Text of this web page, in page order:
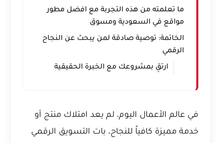
ما تعلمته من هذه التجربة مع افضل مطور
مواقع في السعودية ومسوق
الخاتمة: توصية صادقة لمن يبحث عن النجاح
الرقمي
ارتقِ بمشروعك مع الخبرة الحقيقية
في عالم الأعمال اليوم، لم يعد امتلاك منتج أو
خدمة مميزة كافياً للنجاح. بات التسويق الرقمي